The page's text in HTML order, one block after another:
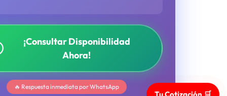
¡Consultar Disponibilidad
Ahora!
🔥 Respuesta inmediata por WhatsApp
Tu Cotización 🛒